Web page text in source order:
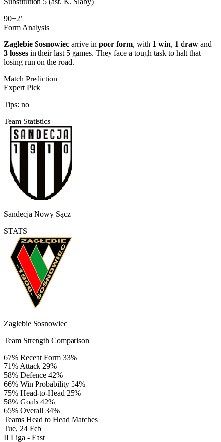
90+2’
Form Analysis
Zaglebie Sosnowiec arrive in poor form, with 1 win, 1 draw and
3 losses in their last 5 games. They face a tough task to halt that
losing run on the road.
Match Prediction
Expert Pick
Tips: no
Team Statistics
Sandecja Nowy Sącz
STATS
Zaglebie Sosnowiec
Team Strength Comparison
67% Recent Form 33%
71% Attack 29%
58% Defence 42%
66% Win Probability 34%
75% Head-to-Head 25%
58% Goals 42%
65% Overall 34%
Teams Head to Head Matches
Tue, 24 Feb
II Liga - East